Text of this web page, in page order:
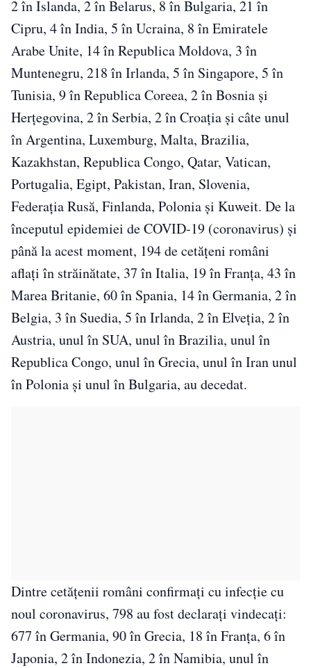
2 în Islanda, 2 în Belarus, 8 în Bulgaria, 21 în
Cipru, 4 în India, 5 în Ucraina, 8 în Emiratele
Arabe Unite, 14 în Republica Moldova, 3 în
Muntenegru, 218 în Irlanda, 5 în Singapore, 5 în
Tunisia, 9 în Republica Coreea, 2 în Bosnia și
Herțegovina, 2 în Serbia, 2 în Croația și câte unul
în Argentina, Luxemburg, Malta, Brazilia,
Kazakhstan, Republica Congo, Qatar, Vatican,
Portugalia, Egipt, Pakistan, Iran, Slovenia,
Federația Rusă, Finlanda, Polonia și Kuweit. De la
începutul epidemiei de COVID-19 (coronavirus) și
până la acest moment, 194 de cetățeni români
aflați în străinătate, 37 în Italia, 19 în Franța, 43 în
Marea Britanie, 60 în Spania, 14 în Germania, 2 în
Belgia, 3 în Suedia, 5 în Irlanda, 2 în Elveția, 2 în
Austria, unul în SUA, unul în Brazilia, unul în
Republica Congo, unul în Grecia, unul în Iran unul
în Polonia și unul în Bulgaria, au decedat.
Dintre cetățenii români confirmați cu infecție cu
noul coronavirus, 798 au fost declarați vindecați:
677 în Germania, 90 în Grecia, 18 în Franța, 6 în
Japonia, 2 în Indonezia, 2 în Namibia, unul în